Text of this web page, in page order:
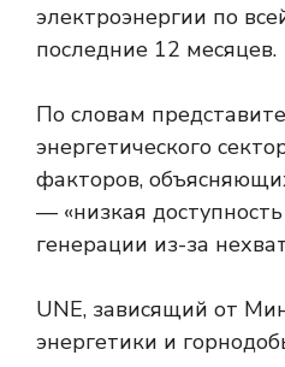
электроэнергии по
последние 12 месяцев.
По словам
энергетического
факторов,
— «низкая
генерации из-за
UNE, зависящий от
энергетики и